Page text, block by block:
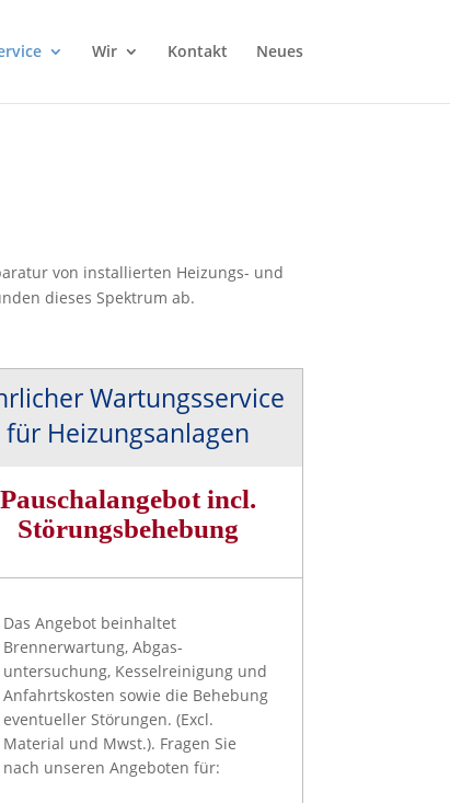
Wir Kontakt Neues
von installierten Heizungs- und
dieses Spektrum ab.
Wartungsservice
für Heizungsanlagen
Pauschalangebot incl.
Störungsbehebung
Das Angebot beinhaltet
Brennerwartung, Abgas-
untersuchung, Kesselreinigung und
Anfahrtskosten sowie die Behebung
eventueller Störungen. (Excl.
Material und Mwst.). Fragen Sie
nach unseren Angeboten für: